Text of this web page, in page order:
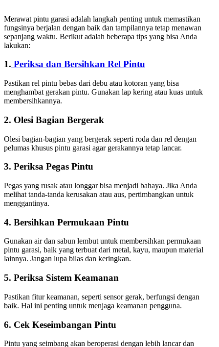
Merawat pintu garasi adalah langkah penting untuk memastikan
fungsinya berjalan dengan baik dan tampilannya tetap menawan
sepanjang waktu. Berikut adalah beberapa tips yang bisa Anda
lakukan:
1. Periksa dan Bersihkan Rel Pintu
Pastikan rel pintu bebas dari debu atau kotoran yang bisa
menghambat gerakan pintu. Gunakan lap kering atau kuas untuk
membersihkannya.
2. Olesi Bagian Bergerak
Olesi bagian-bagian yang bergerak seperti roda dan rel dengan
pelumas khusus pintu garasi agar gerakannya tetap lancar.
3. Periksa Pegas Pintu
Pegas yang rusak atau longgar bisa menjadi bahaya. Jika Anda
melihat tanda-tanda kerusakan atau aus, pertimbangkan untuk
menggantinya.
4. Bersihkan Permukaan Pintu
Gunakan air dan sabun lembut untuk membersihkan permukaan
pintu garasi, baik yang terbuat dari metal, kayu, maupun material
lainnya. Jangan lupa bilas dan keringkan.
5. Periksa Sistem Keamanan
Pastikan fitur keamanan, seperti sensor gerak, berfungsi dengan
baik. Hal ini penting untuk menjaga keamanan pengguna.
6. Cek Keseimbangan Pintu
Pintu yang seimbang akan beroperasi dengan lebih lancar dan